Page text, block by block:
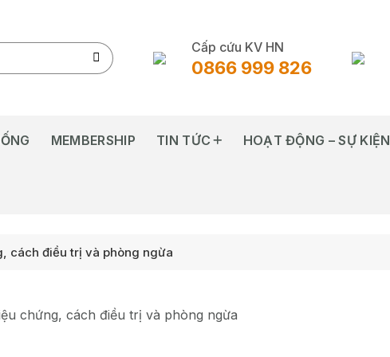
Cấp cứu KV HN
0866 999 826
MEMBERSHIP TIN TỨC HOẠT ĐỘNG – SỰ KIỆN
cách điều trị và phòng ngừa
chứng, cách điều trị và phòng ngừa